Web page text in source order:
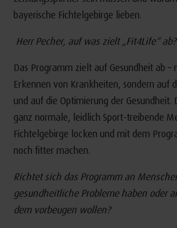
bayerische Fichtelgebirge lieben.
Herr Pecher, auf was zielt „Fit4Life“ ab?
Das Programm zielt auf Gesundheit ab –
Erkennen von Krankheiten, sondern auf
und auf die Optimierung der
ganz normale, leidlich Sport-treibende
Fichtelgebirge locken und mit dem
noch fitter machen.
Richtet sich das Programm an
gesundheitliche Probleme haben oder
dem vorbeugen wollen?